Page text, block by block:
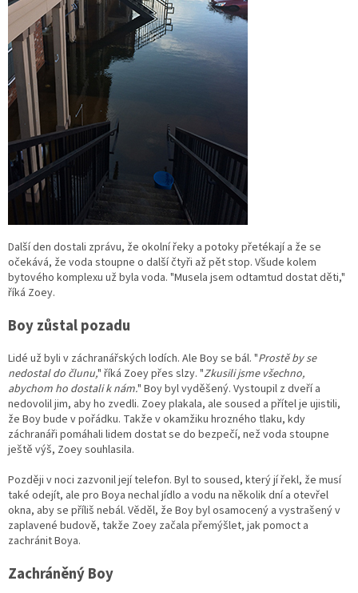
Další den dostali zprávu, že okolní řeky a potoky přetékají a že se
očekává, že voda stoupne o další čtyři až pět stop. Všude kolem
bytového komplexu už byla voda. "Musela jsem odtamtud dostat děti,"
říká Zoey.
Boy zůstal pozadu
Lidé už byli v záchranářských lodích. Ale Boy se bál. "Prostě by se
nedostal do člunu," říká Zoey přes slzy. "Zkusili jsme všechno,
abychom ho dostali k nám." Boy byl vyděšený. Vystoupil z dveří a
nedovolil jim, aby ho zvedli. Zoey plakala, ale soused a přítel je ujistili,
že Boy bude v pořádku. Takže v okamžiku hrozného tlaku, kdy
záchranáři pomáhali lidem dostat se do bezpečí, než voda stoupne
ještě výš, Zoey souhlasila.
Později v noci zazvonil její telefon. Byl to soused, který jí řekl, že musí
také odejít, ale pro Boya nechal jídlo a vodu na několik dní a otevřel
okna, aby se příliš nebál. Věděl, že Boy byl osamocený a vystrašený v
zaplavené budově, takže Zoey začala přemýšlet, jak pomoct a
zachránit Boya.
Zachráněný Boy